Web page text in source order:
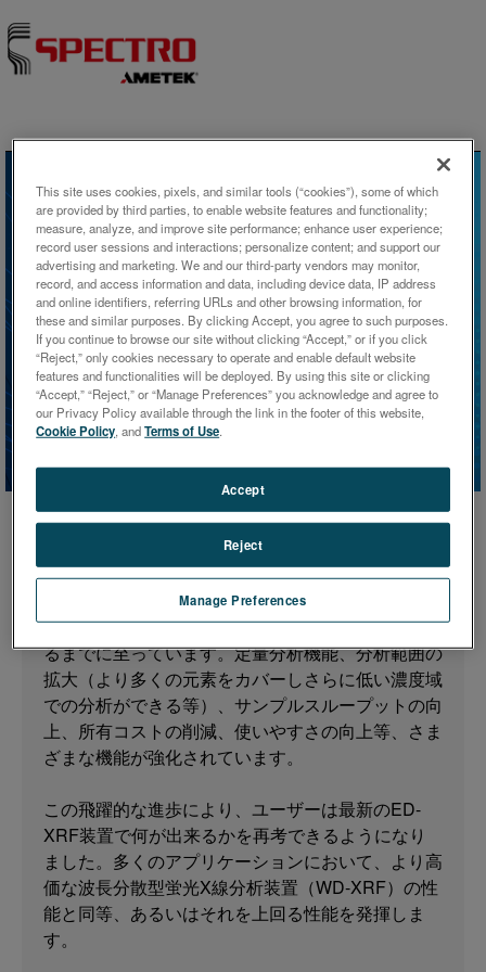
Skip to content
ホワイトペーパー
XRF - 次世代エネルギー分散型
蛍光X線分析装置へのアップグレ
ードをお勧めする5つの理由
近年、エネルギー分散型蛍光X線分析装置（ED-
XRF）は驚くべき進化を遂げています。いくつか
の基礎技術の飛躍的な進歩により、以前は難しかっ
た分析について、その実行可能性について再考でき
るまでに至っています。定量分析機能、分析範囲の
拡大（より多くの元素をカバーしさらに低い濃度域
での分析ができる等）、サンプルスループットの向
上、所有コストの削減、使いやすさの向上等、さま
ざまな機能が強化されています。
この飛躍的な進歩により、ユーザーは最新のED-
XRF装置で何が出来るかを再考できるようになり
ました。多くのアプリケーションにおいて、より高
価な波長分散型蛍光X線分析装置（WD-XRF）の性
能と同等、あるいはそれを上回る性能を発揮しま
す。
This site uses cookies, pixels, and similar tools (“cookies”), some of which
are provided by third parties, to enable website features and functionality;
measure, analyze, and improve site performance; enhance user experience;
record user sessions and interactions; personalize content; and support our
advertising and marketing. We and our third-party vendors may monitor,
record, and access information and data, including device data, IP address
and online identifiers, referring URLs and other browsing information, for
these and similar purposes. By clicking Accept, you agree to such purposes.
If you continue to browse our site without clicking “Accept,” or if you click
“Reject,” only cookies necessary to operate and enable default website
features and functionalities will be deployed. By using this site or clicking
“Accept,” “Reject,” or “Manage Preferences” you acknowledge and agree to
our Privacy Policy available through the link in the footer of this website,
Cookie Policy, andTerms of Use.
Manage Preferences
Reject
Accept